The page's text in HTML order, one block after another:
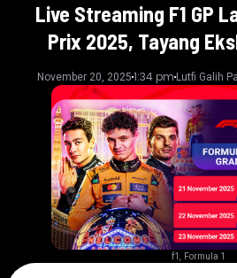
Live Streaming F1 GP
Prix 2025, Tayang
November 20, 20251:34 pmLutfi Galih
f1 , Formula 1